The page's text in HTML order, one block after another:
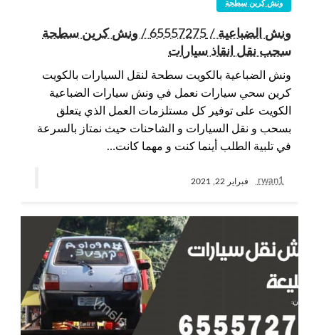
ونش كرين سطحة
ونش الضباعية / 65557275 / ونش كرين سطحة
سحب نقل انقاذ سيارات
ونش الضباعية بالكويت سطحة لنقل السيارات بالكويت
كرين سحي سيارات نعمل في ونش سيارات الضباعية
الكويت على توفير كل مستلزمات العمل الذي يتعلق
بسحب و نقل السيارات و الشاحنات حيث نمتاز بالسرعة
في تلبية الطلب أينما كنت و مهما كانت…
rwan1 فبراير 22, 2021